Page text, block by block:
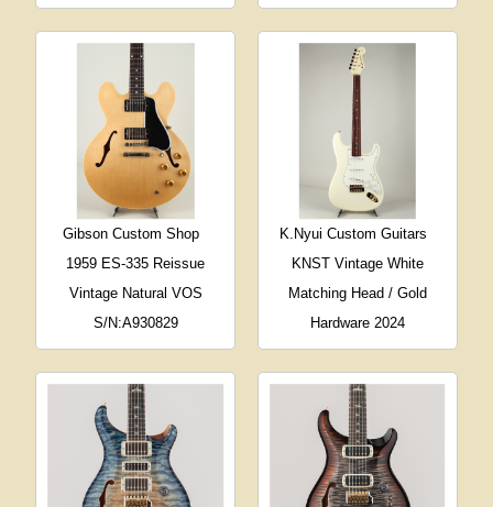
Gibson Custom Shop
1959 ES-335 Reissue
Vintage Natural VOS
S/N:A930829
K.Nyui Custom Guitars
KNST Vintage White
Matching Head / Gold
Hardware 2024